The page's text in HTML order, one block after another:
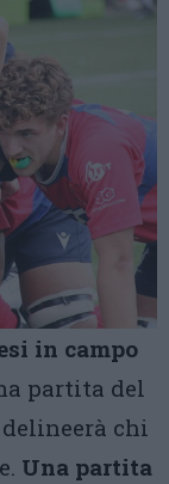
in campo
partita del
chi
Una partita